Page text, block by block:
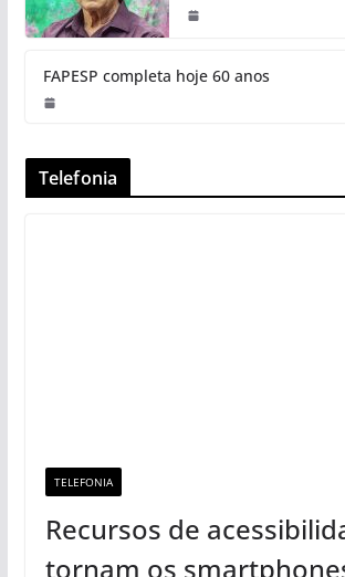
FAPESP completa
Telefonia
Recursos de